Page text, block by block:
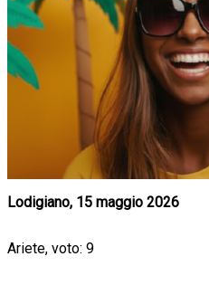
Lodigiano, 15 maggio 2026
Ariete, voto: 9